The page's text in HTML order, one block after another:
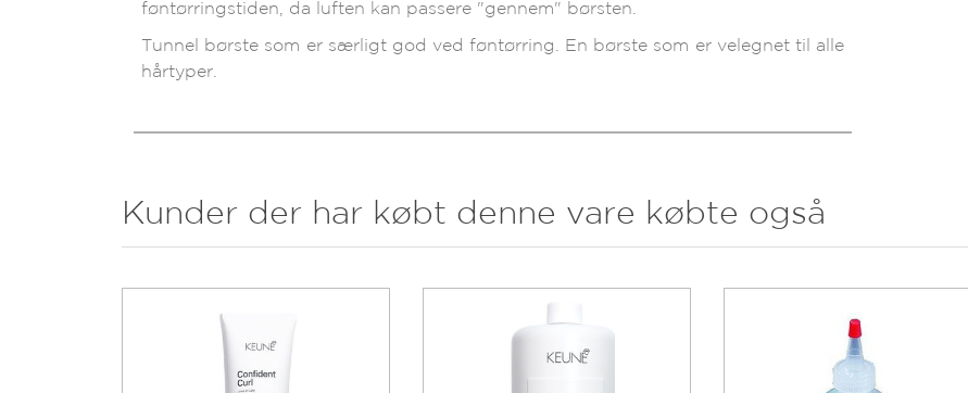
føntørringstiden, da luften kan passere "gennem" børsten.
Tunnel børste som er særligt god ved føntørring. En børste som er velegnet til alle
hårtyper.
Kunder der har købt denne vare købte også